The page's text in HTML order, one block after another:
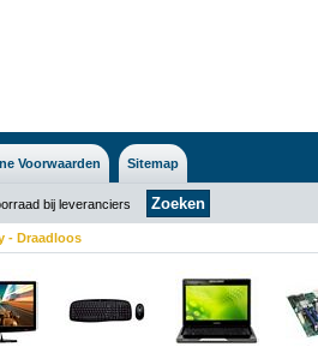
Voorwaarden Sitemap
bij leveranciers
- Draadloos